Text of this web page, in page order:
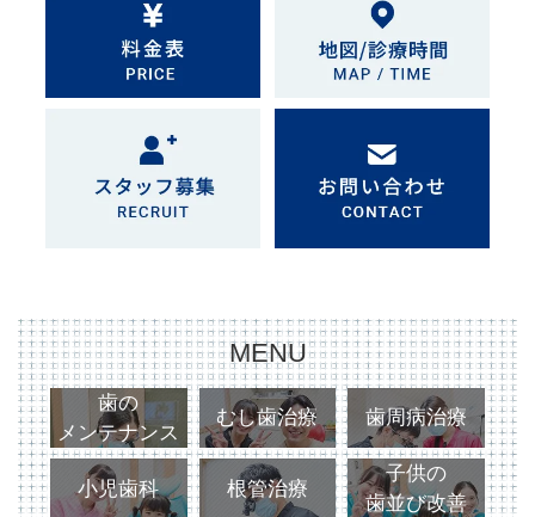
MENU
歯の
メンテナンス
むし歯治療 歯周病治療
小児歯科 根管治療
子供の
歯並び改善